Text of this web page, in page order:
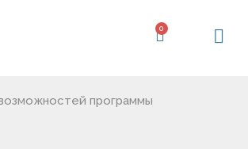
0
Корзина
программы